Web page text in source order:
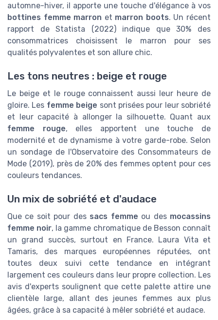
automne-hiver, il apporte une touche d'élégance à vos
bottines femme marron et marron boots. Un récent
rapport de Statista (2022) indique que 30% des
consommatrices choisissent le marron pour ses
qualités polyvalentes et son allure chic.
Les tons neutres : beige et rouge
Le beige et le rouge connaissent aussi leur heure de
gloire. Les femme beige sont prisées pour leur sobriété
et leur capacité à allonger la silhouette. Quant aux
femme rouge, elles apportent une touche de
modernité et de dynamisme à votre garde-robe. Selon
un sondage de l'Observatoire des Consommateurs de
Mode (2019), près de 20% des femmes optent pour ces
couleurs tendances.
Un mix de sobriété et d'audace
Que ce soit pour des sacs femme ou des mocassins
femme noir, la gamme chromatique de Besson connaît
un grand succès, surtout en France. Laura Vita et
Tamaris, des marques européennes réputées, ont
toutes deux suivi cette tendance en intégrant
largement ces couleurs dans leur propre collection. Les
avis d'experts soulignent que cette palette attire une
clientèle large, allant des jeunes femmes aux plus
âgées, grâce à sa capacité à mêler sobriété et audace.